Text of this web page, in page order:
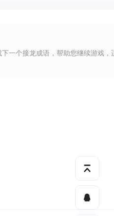
一个接龙成语，帮助您继续游戏，
具，您可以轻松获取各个朝代的
各国首都而设计。通过这款工具